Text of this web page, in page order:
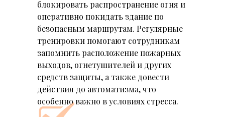
блокировать распространение огня и
оперативно покидать здание по
безопасным маршрутам. Регулярные
тренировки помогают сотрудникам
запомнить расположение пожарных
выходов, огнетушителей и других
средств защиты, а также довести
действия до автоматизма, что
особенно важно в условиях стресса.